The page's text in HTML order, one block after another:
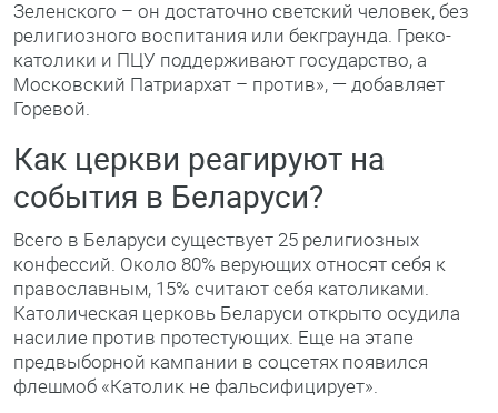
Зеленского – он достаточно светский человек, без
религиозного воспитания или бекграунда. Греко-
католики и ПЦУ поддерживают государство, а
Московский Патриархат – против», — добавляет
Горевой.
Как церкви реагируют на
события в Беларуси?
Всего в Беларуси существует 25 религиозных
конфессий. Около 80% верующих относят себя к
православным, 15% считают себя католиками.
Католическая церковь Беларуси открыто осудила
насилие против протестующих. Еще на этапе
предвыборной кампании в соцсетях появился
флешмоб «Католик не фальсифицирует».